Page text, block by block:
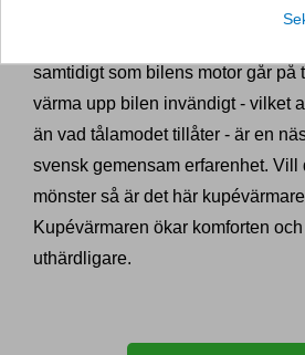
Att stiga ut i minusgrader kl 07.40
samtidigt som bilens motor går på
värma upp bilen invändigt - vilket
än vad tålamodet tillåter - är en
svensk gemensam erfarenhet. Vill
mönster så är det här
Kupévärmaren ökar komforten
uthärdligare.